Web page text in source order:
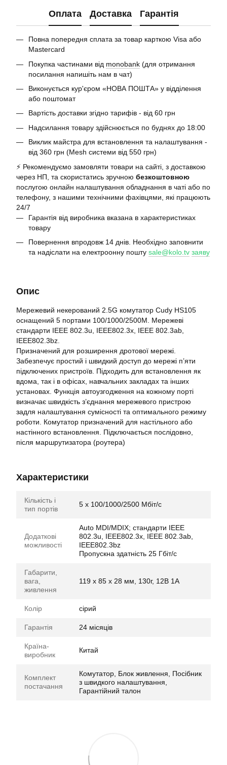
Оплата Доставка Гарантія
Повна попередня сплата за товар карткою Visa або
Mastercard
Покупка частинами від monobank (для отримання
посилання напишіть нам в чат)
Виконується кур'єром «НОВА ПОШТА» у відділення
або поштомат
Вартість доставки згідно тарифів - від 60 грн
Надсилання товару здійснюється по буднях до 18:00
Виклик майстра для встановлення та налаштування -
від 360 грн (Mesh системи від 550 грн)
⚡️ Рекомендуємо замовляти товари на сайті, з доставкою
через НП, та скористатись зручною безкоштовною
послугою онлайн налаштування обладнання в чаті або по
телефону, з нашими технічними фахівцями, які працюють
24/7
Гарантія від виробника вказана в характеристиках
товару
Повернення впродовж 14 днів. Необхідно заповнити
та надіслати на електроонну пошту sale@kolo.tv заяву
Опис
Мережевий некерований 2.5G комутатор Cudy HS105
оснащений 5 портами 100/1000/2500M. Мережеві
стандарти IEEE 802.3u, IEEE802.3x, IEEE 802.3ab,
IEEE802.3bz.
Призначений для розширення дротової мережі.
Забезпечує простий і швидкий доступ до мережі п’яти
підключених пристроїв. Підходить для встановлення як
вдома, так і в офісах, навчальних закладах та інших
установах. Функція автоузгодження на кожному порті
визначає швидкість з’єднання мережевого пристрою
задля налаштування сумісності та оптимального режиму
роботи. Комутатор призначений для настільного або
настінного встановлення. Підключається послідовно,
після маршрутизатора (роутера)
Характеристики
Кількість і
тип портів
5 x 100/1000/2500 Мбіт/с
Додаткові
можливості
Auto MDI/MDIX; стандарти IEEE
802.3u, IEEE802.3x, IEEE 802.3ab,
IEEE802.3bz
Пропускна здатність 25 Гбіт/с
Габарити,
вага,
живлення
119 x 85 x 28 мм, 130г, 12В 1А
Колір сірий
Гарантія 24 місяців
Країна-
виробник
Китай
Комплект
постачання
Комутатор, Блок живлення, Посібник
з швидкого налаштування,
Гарантійний талон